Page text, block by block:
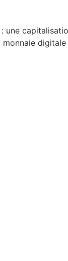
une
digitale